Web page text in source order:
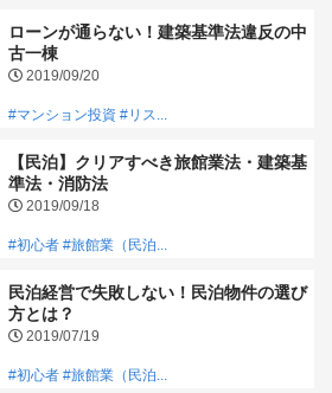
ローンが通らない！建築基準法違反の中
古一棟
2019/09/20
#マンション投資 #リス...
【民泊】クリアすべき旅館業法・建築基
準法・消防法
2019/09/18
#初心者 #旅館業（民泊...
民泊経営で失敗しない！民泊物件の選び
方とは？
2019/07/19
#初心者 #旅館業（民泊...